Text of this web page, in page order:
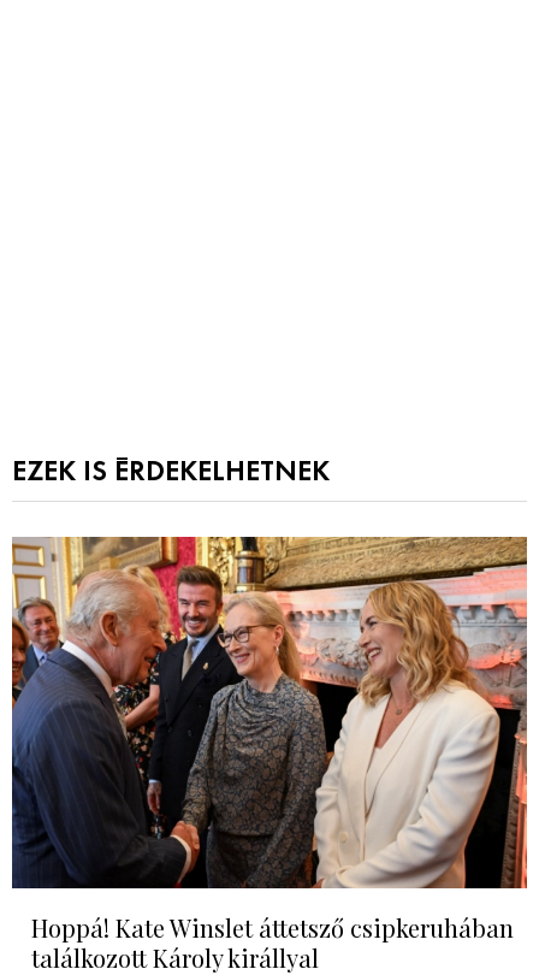
EZEK IS ÉRDEKELHETNEK
Hoppá! Kate Winslet áttetsző csipkeruhában
találkozott Károly királlyal